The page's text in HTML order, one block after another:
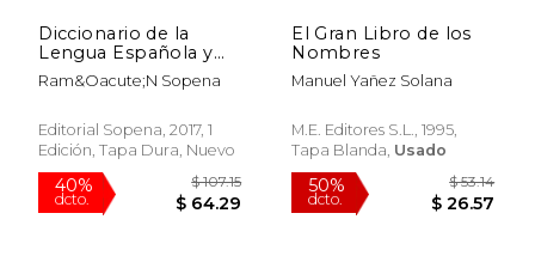
15%
dcto. $ 22.78
40%
dcto. $
Diccionario de la
Lengua Española y
Etimológico
Ram&Oacute;N Sopena
Editorial Sopena, 2017, 1
Edición, Tapa Dura, Nuevo
El Gran Libro de los
Nombres
Manuel Yañez Solana
M.E. Editores S.L., 1995,
Tapa Blanda, Usado